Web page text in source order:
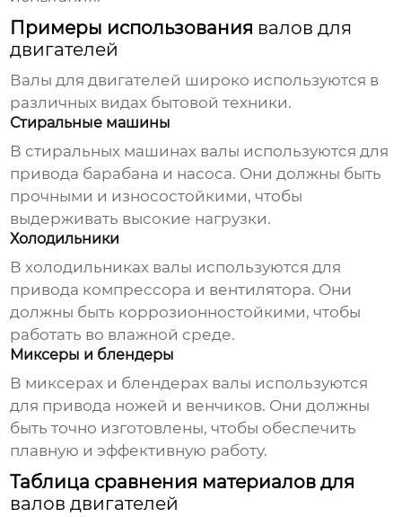
Примеры использования валов для
двигателей
Валы для двигателей широко используются в
различных видах бытовой техники.
Стиральные машины
В стиральных машинах валы используются для
привода барабана и насоса. Они должны быть
прочными и износостойкими, чтобы
выдерживать высокие нагрузки.
Холодильники
В холодильниках валы используются для
привода компрессора и вентилятора. Они
должны быть коррозионностойкими, чтобы
работать во влажной среде.
Миксеры и блендеры
В миксерах и блендерах валы используются
для привода ножей и венчиков. Они должны
быть точно изготовлены, чтобы обеспечить
плавную и эффективную работу.
Таблица сравнения материалов для
валов двигателей